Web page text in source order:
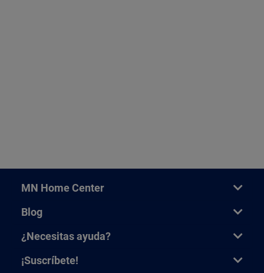
MN Home Center
Blog
¿Necesitas ayuda?
¡Suscríbete!